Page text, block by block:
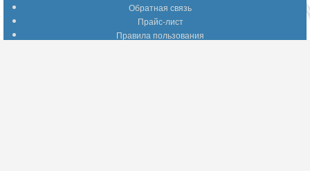
Обратная связь
Прайс-лист
Правила пользования